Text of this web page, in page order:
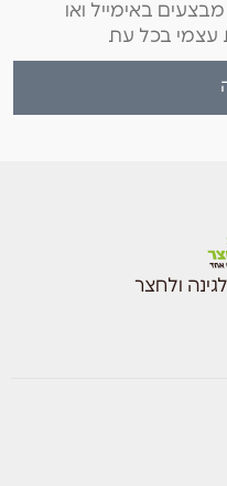
באימייל ואו
עצמי בכל עת
ולחצר